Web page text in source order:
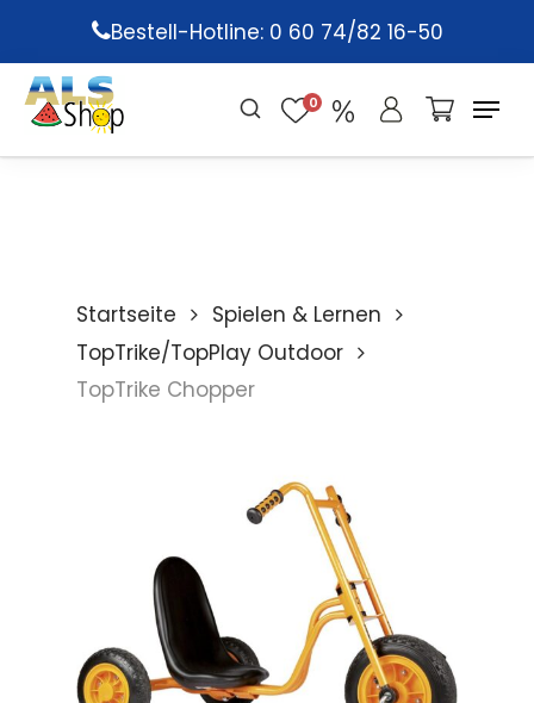
main
content
Bestell-Hotline: 0 60 74/82 16-50
0
Startseite
Spielen & Lernen
TopTrike/TopPlay Outdoor
TopTrike Chopper